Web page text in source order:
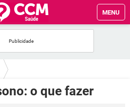
MENU
o que fazer